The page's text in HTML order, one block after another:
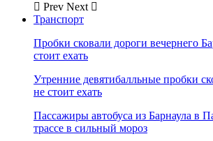
Prev Next
Транспорт
Пробки сковали дороги вечернего
стоит ехать
Утренние девятибалльные пробки
не стоит ехать
Пассажиры автобуса из Барнаула в
трассе в сильный мороз